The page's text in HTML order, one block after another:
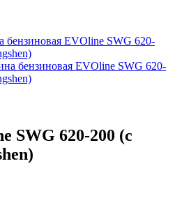
бензиновая EVOline SWG 620-
SWG 620-200 (с